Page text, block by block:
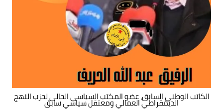
الكاتب الوطني السابق، عضو المكتب السياسي الحالي لحزب النهج
الديمقراطي العمالي ومعتقل سياسي سابق